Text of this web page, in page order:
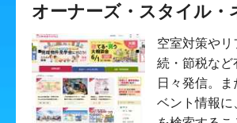
オーナーズ・スタイル・
空室対策やリ
続・節税など
日々発信。ま
ベント情報に